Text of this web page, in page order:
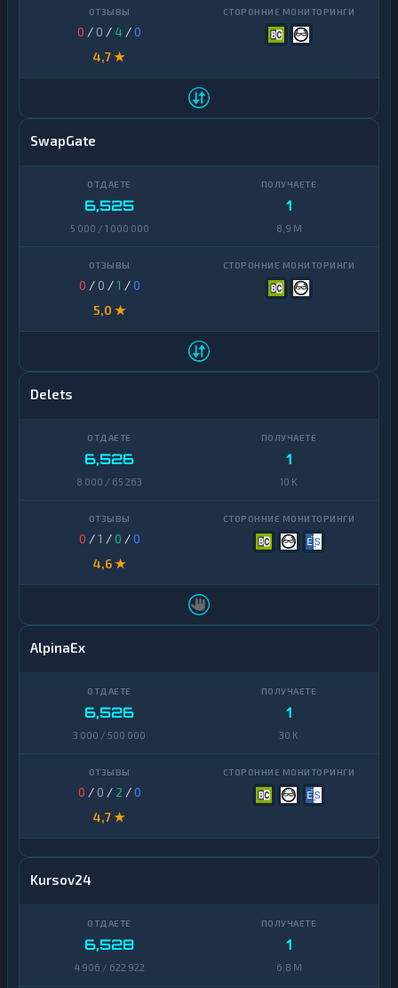
0 / 0 / 4 /0
4,7 ★
SwapGate
6,525
5 000 / 1 000 000
1
8,9 M
0 / 0 /1 /0
5,0 ★
Delets
6,526
8 000 / 65 263
1
10 K
0 /1 /0 /0
4,6 ★
AlpinaEx
6,526
3 000 / 500 000
1
30 K
0 / 0 / 2 /0
4,7 ★
Kursov24
6,528
4 906 / 622 922
1
6,8 M